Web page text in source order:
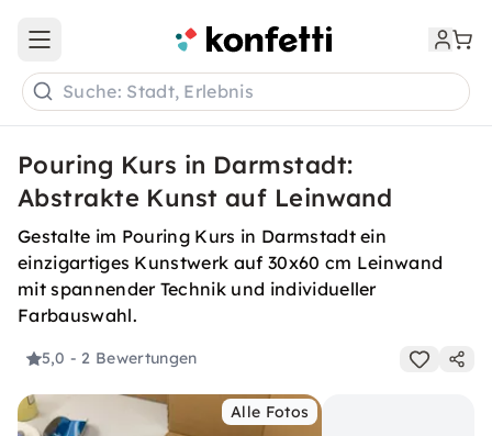
Open main menu
Suche: Stadt, Erlebnis
Pouring Kurs in Darmstadt:
Abstrakte Kunst auf Leinwand
Gestalte im Pouring Kurs in Darmstadt ein
einzigartiges Kunstwerk auf 30x60 cm Leinwand
mit spannender Technik und individueller
Farbauswahl.
5,0 - 2 Bewertungen
Alle Fotos